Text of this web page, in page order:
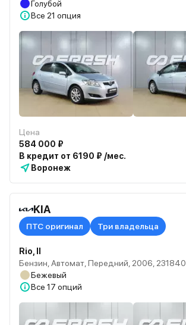
Голубой
Все 21 опция
Цена
584 000 ₽
В кредит от 6190 ₽ /мес.
Воронеж
KIA
ПТС оригинал Три владельца
Rio, II
Бензин, Автомат, Передний, 2006, 231840
Бежевый
Все 17 опций